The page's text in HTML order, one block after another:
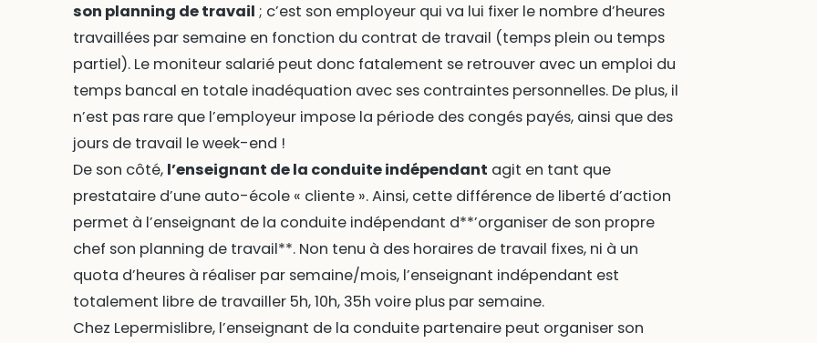
son planning de travail ; c’est son employeur qui va lui fixer le nombre d’heures
travaillées par semaine en fonction du contrat de travail (temps plein ou temps
partiel). Le moniteur salarié peut donc fatalement se retrouver avec un emploi du
temps bancal en totale inadéquation avec ses contraintes personnelles. De plus, il
n’est pas rare que l’employeur impose la période des congés payés, ainsi que des
jours de travail le week-end !
De son côté, l’enseignant de la conduite indépendant agit en tant que
prestataire d’une auto-école « cliente ». Ainsi, cette différence de liberté d’action
permet à l’enseignant de la conduite indépendant d**’organiser de son propre
chef son planning de travail**. Non tenu à des horaires de travail fixes, ni à un
quota d’heures à réaliser par semaine/mois, l’enseignant indépendant est
totalement libre de travailler 5h, 10h, 35h voire plus par semaine.
Chez Lepermislibre, l’enseignant de la conduite partenaire peut organiser son